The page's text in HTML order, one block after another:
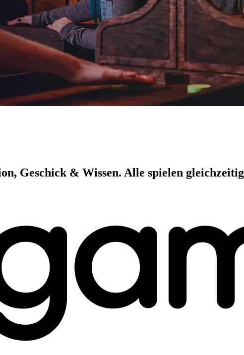
Geschick & Wissen. Alle spielen